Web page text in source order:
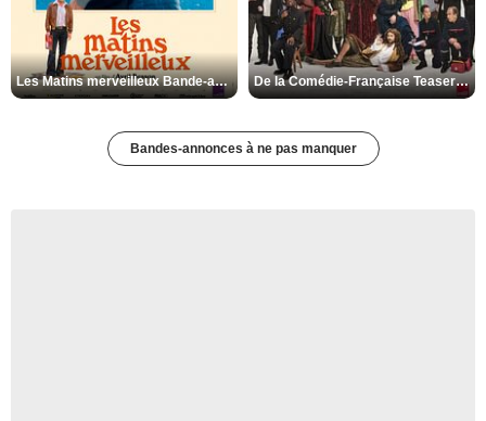
Les Matins merveilleux Bande-annonce VF De la Comédie-Française Teaser VF
Bandes-annonces à ne pas manquer